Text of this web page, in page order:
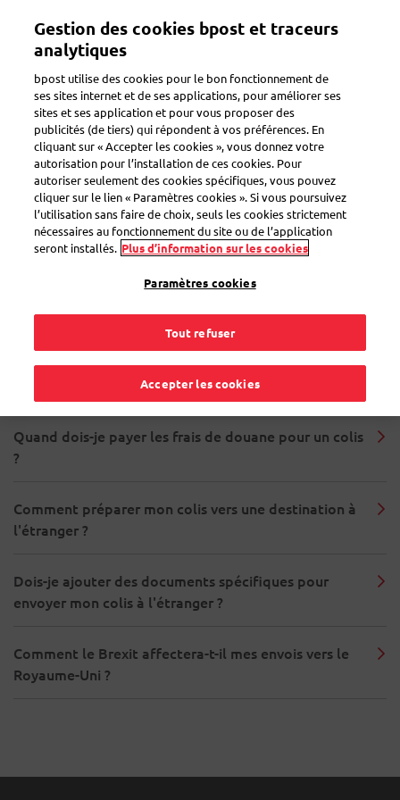
contenu
Toggle navigation
Search
Préparer des colis
« Préparer des colis »
Quelle taille et poids peut faire mon colis pour
Quand dois-je payer les frais de douane pour un colis
?
Comment préparer mon colis vers une destination à
l'étranger ?
Dois-je ajouter des documents spécifiques pour
envoyer mon colis à l'étranger ?
Comment le Brexit affectera-t-il mes envois vers le
Royaume-Uni ?
Gestion des cookies bpost et traceurs
analytiques
bpost utilise des cookies pour le bon fonctionnement de
ses sites internet et de ses applications, pour améliorer ses
sites et ses application et pour vous proposer des
publicités (de tiers) qui répondent à vos préférences. En
cliquant sur « Accepter les cookies », vous donnez votre
autorisation pour l’installation de ces cookies. Pour
autoriser seulement des cookies spécifiques, vous pouvez
cliquer sur le lien « Paramètres cookies ». Si vous poursuivez
l’utilisation sans faire de choix, seuls les cookies strictement
nécessaires au fonctionnement du site ou de l’application
seront installés. Plus d’information sur les cookies
Paramètres cookies
Tout refuser
Accepter les cookies